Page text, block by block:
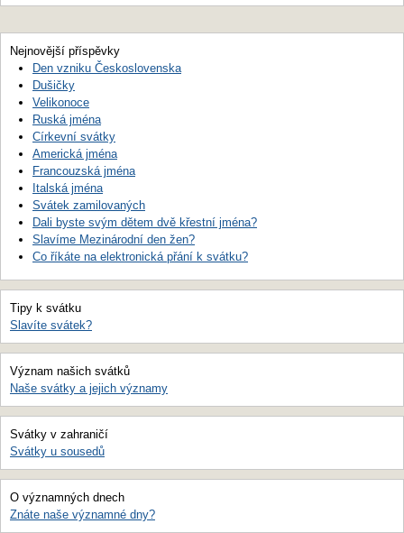
Nejnovější příspěvky
Den vzniku Československa
Dušičky
Velikonoce
Ruská jména
Církevní svátky
Americká jména
Francouzská jména
Italská jména
Svátek zamilovaných
Dali byste svým dětem dvě křestní jména?
Slavíme Mezinárodní den žen?
Co říkáte na elektronická přání k svátku?
Tipy k svátku
Slavíte svátek?
Význam našich svátků
Naše svátky a jejich významy
Svátky v zahraničí
Svátky u sousedů
O významných dnech
Znáte naše významné dny?